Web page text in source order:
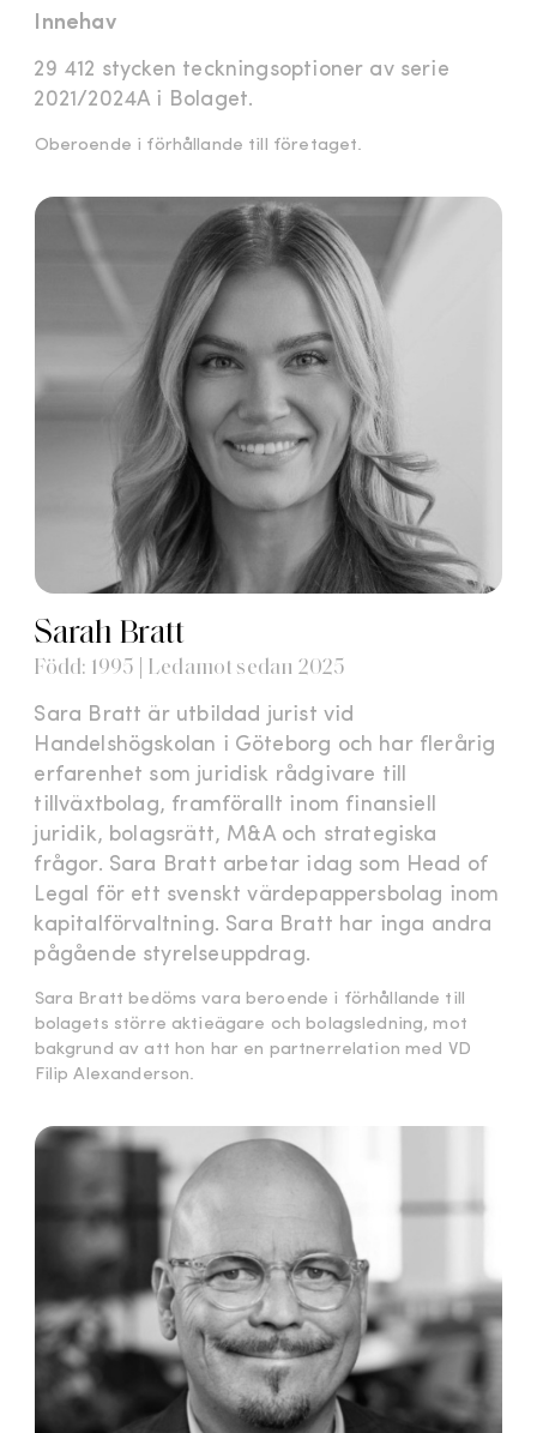
Innehav
29 412 stycken teckningsoptioner av serie
2021/2024A i Bolaget.
Oberoende i förhållande till företaget.
Sarah Bratt
Född: 1995 | Ledamot sedan 2025
Sara Bratt är utbildad jurist vid
Handelshögskolan i Göteborg och har flerårig
erfarenhet som juridisk rådgivare till
tillväxtbolag, framförallt inom finansiell
juridik, bolagsrätt, M&A och strategiska
frågor. Sara Bratt arbetar idag som Head of
Legal för ett svenskt värdepappersbolag inom
kapitalförvaltning. Sara Bratt har inga andra
pågående styrelseuppdrag.
Sara Bratt bedöms vara beroende i förhållande till
bolagets större aktieägare och bolagsledning, mot
bakgrund av att hon har en partnerrelation med VD
Filip Alexanderson.